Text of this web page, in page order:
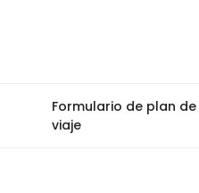
Formulario de plan de
viaje